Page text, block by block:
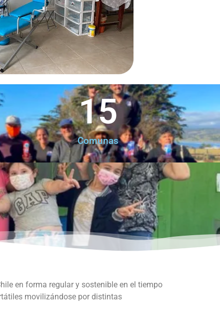
Comunas
15
en forma regular y sostenible en el tiempo
movilizándose por distintas